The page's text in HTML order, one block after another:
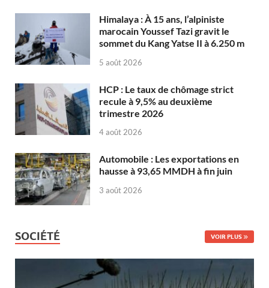
Himalaya : À 15 ans, l’alpiniste
marocain Youssef Tazi gravit le
sommet du Kang Yatse II à 6.250 m
5 août 2026
HCP : Le taux de chômage strict
recule à 9,5% au deuxième
trimestre 2026
4 août 2026
Automobile : Les exportations en
hausse à 93,65 MMDH à fin juin
3 août 2026
SOCIÉTÉ VOIR PLUS